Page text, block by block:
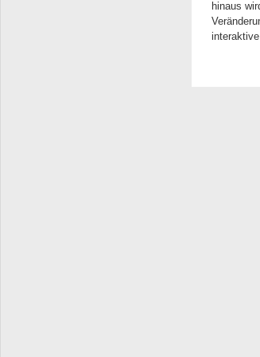
hinaus